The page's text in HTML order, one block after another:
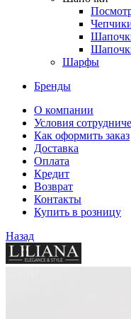
Шарфы
Бренды
О компании
Условия
Как оформить заказ
Доставка
Оплата
Кредит
Возврат
Контакты
Купить в розницу
Назад